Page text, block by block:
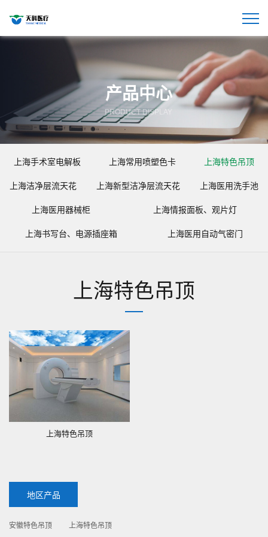
产品中心
PRODUCT DISPLAY
上海手术室电解板 上海常用喷塑色卡 上海特色吊顶
上海洁净层流天花 上海新型洁净层流天花 上海医用洗手池
上海医用器械柜 上海情报面板、观片灯
上海书写台、电源插座箱 上海医用自动气密门
上海特色吊顶
上海特色吊顶
地区产品
安徽特色吊顶 上海特色吊顶